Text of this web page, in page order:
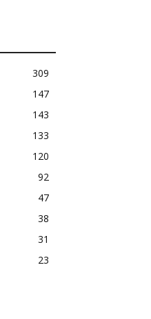
309
147
143
133
120
92
47
38
31
23